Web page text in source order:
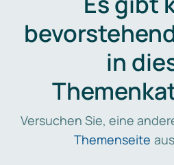
in
Versuchen Sie, eine
Themenseite